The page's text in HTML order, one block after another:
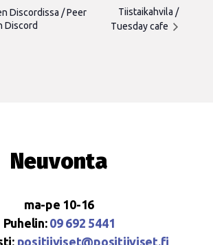
Discordissa / Peer
Discord
Tiistaikahvila /
Tuesday cafe
Neuvonta
ma-pe 10-16
Puhelin: 09 692 5441
positiiviset@positiiviset.fi